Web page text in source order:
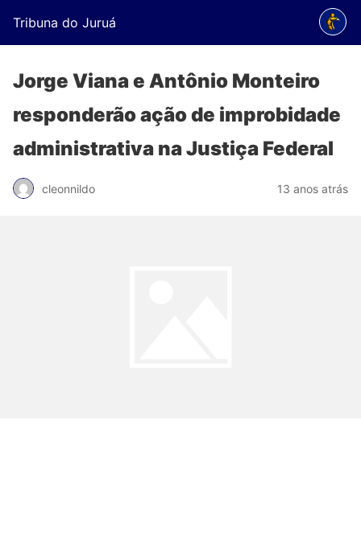
Tribuna do Juruá
Jorge Viana e Antônio Monteiro
responderão ação de improbidade
administrativa na Justiça Federal
cleonnildo 13 anos atrás